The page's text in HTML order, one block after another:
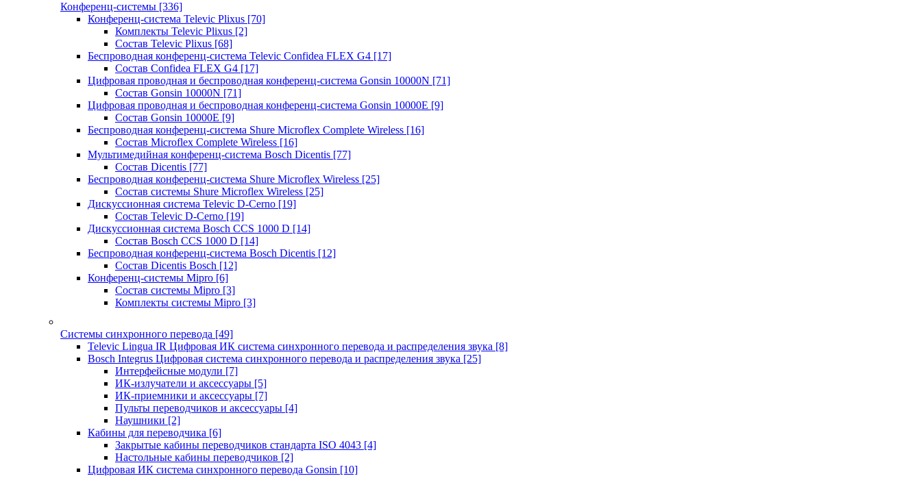
Конференц-системы [336]
Конференц-система Televic Plixus [70]
Комплекты Televic Plixus [2]
Состав Televic Plixus [68]
Беспроводная конференц-система Televic Confidea FLEX G4 [17]
Состав Confidea FLEX G4 [17]
Цифровая проводная и беспроводная конференц-система Gonsin 10000N [71]
Состав Gonsin 10000N [71]
Цифровая проводная и беспроводная конференц-система Gonsin 10000E [9]
Состав Gonsin 10000E [9]
Беспроводная конференц-система Shure Microflex Complete Wireless [16]
Состав Microflex Complete Wireless [16]
Мультимедийная конференц-система Bosch Dicentis [77]
Состав Dicentis [77]
Беспроводная конференц-система Shure Microflex Wireless [25]
Состав системы Shure Microflex Wireless [25]
Дискуссионная система Televic D-Cerno [19]
Состав Televic D-Cerno [19]
Дискуссионная система Bosch CCS 1000 D [14]
Состав Bosch CCS 1000 D [14]
Беспроводная конференц-система Bosch Dicentis [12]
Состав Dicentis Bosch [12]
Конференц-системы Mipro [6]
Состав системы Mipro [3]
Комплекты системы Mipro [3]
Системы синхронного перевода [49]
Televic Lingua IR Цифровая ИК система синхронного перевода и распределения звука [8]
Bosch Integrus Цифровая система синхронного перевода и распределения звука [25]
Интерфейсные модули [7]
ИК-излучатели и аксессуары [5]
ИК-приемники и аксессуары [7]
Пульты переводчиков и аксессуары [4]
Наушники [2]
Кабины для переводчика [6]
Закрытые кабины переводчиков стандарта ISO 4043 [4]
Настольные кабины переводчиков [2]
Цифровая ИК система синхронного перевода Gonsin [10]